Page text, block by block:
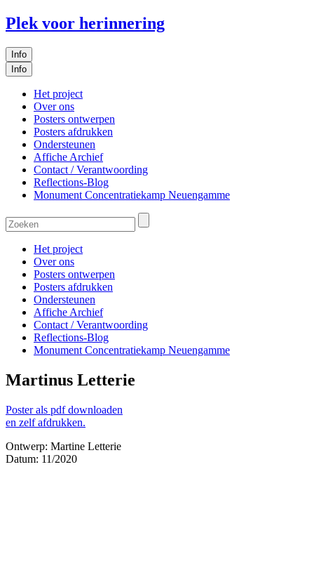
Plek voor herinnering
Info
Info
Het project
Over ons
Posters ontwerpen
Posters afdrukken
Ondersteunen
Affiche Archief
Contact / Verantwoording
Reflections-Blog
Monument Concentratiekamp Neuengamme
Het project
Over ons
Posters ontwerpen
Posters afdrukken
Ondersteunen
Affiche Archief
Contact / Verantwoording
Reflections-Blog
Monument Concentratiekamp Neuengamme
Martinus Letterie
Poster als pdf downloaden
en zelf afdrukken.
Ontwerp: Martine Letterie
Datum: 11/2020